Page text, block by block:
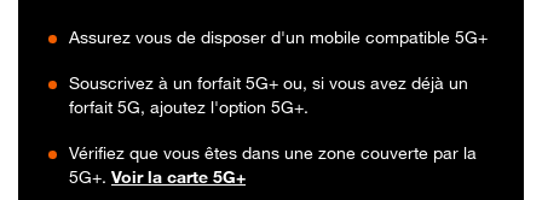
Assurez vous de disposer d'un mobile compatible 5G+
Souscrivez à un forfait 5G+ ou, si vous avez déjà un
forfait 5G, ajoutez l'option 5G+.
Vérifiez que vous êtes dans une zone couverte par la
5G+. Voir la carte 5G+